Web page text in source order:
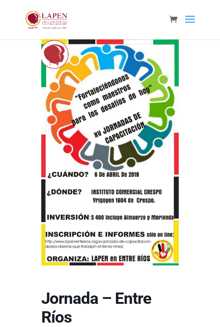
Jornada – Entre
Ríos